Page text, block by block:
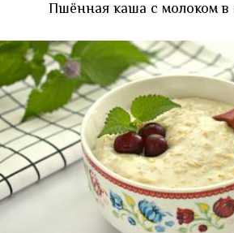
Пшённая каша с молоком в